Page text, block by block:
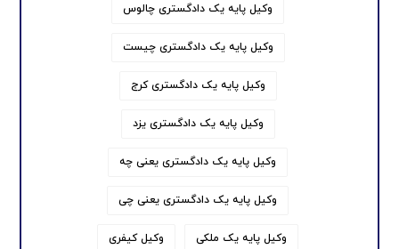
وکیل پایه یک دادگستری چالوس
وکیل پایه یک دادگستری چیست
وکیل پایه یک دادگستری کرج
وکیل پایه یک دادگستری یزد
وکیل پایه یک دادگستری یعنی چه
وکیل پایه یک دادگستری یعنی چی
وکیل پایه یک ملکی وکیل کیفری